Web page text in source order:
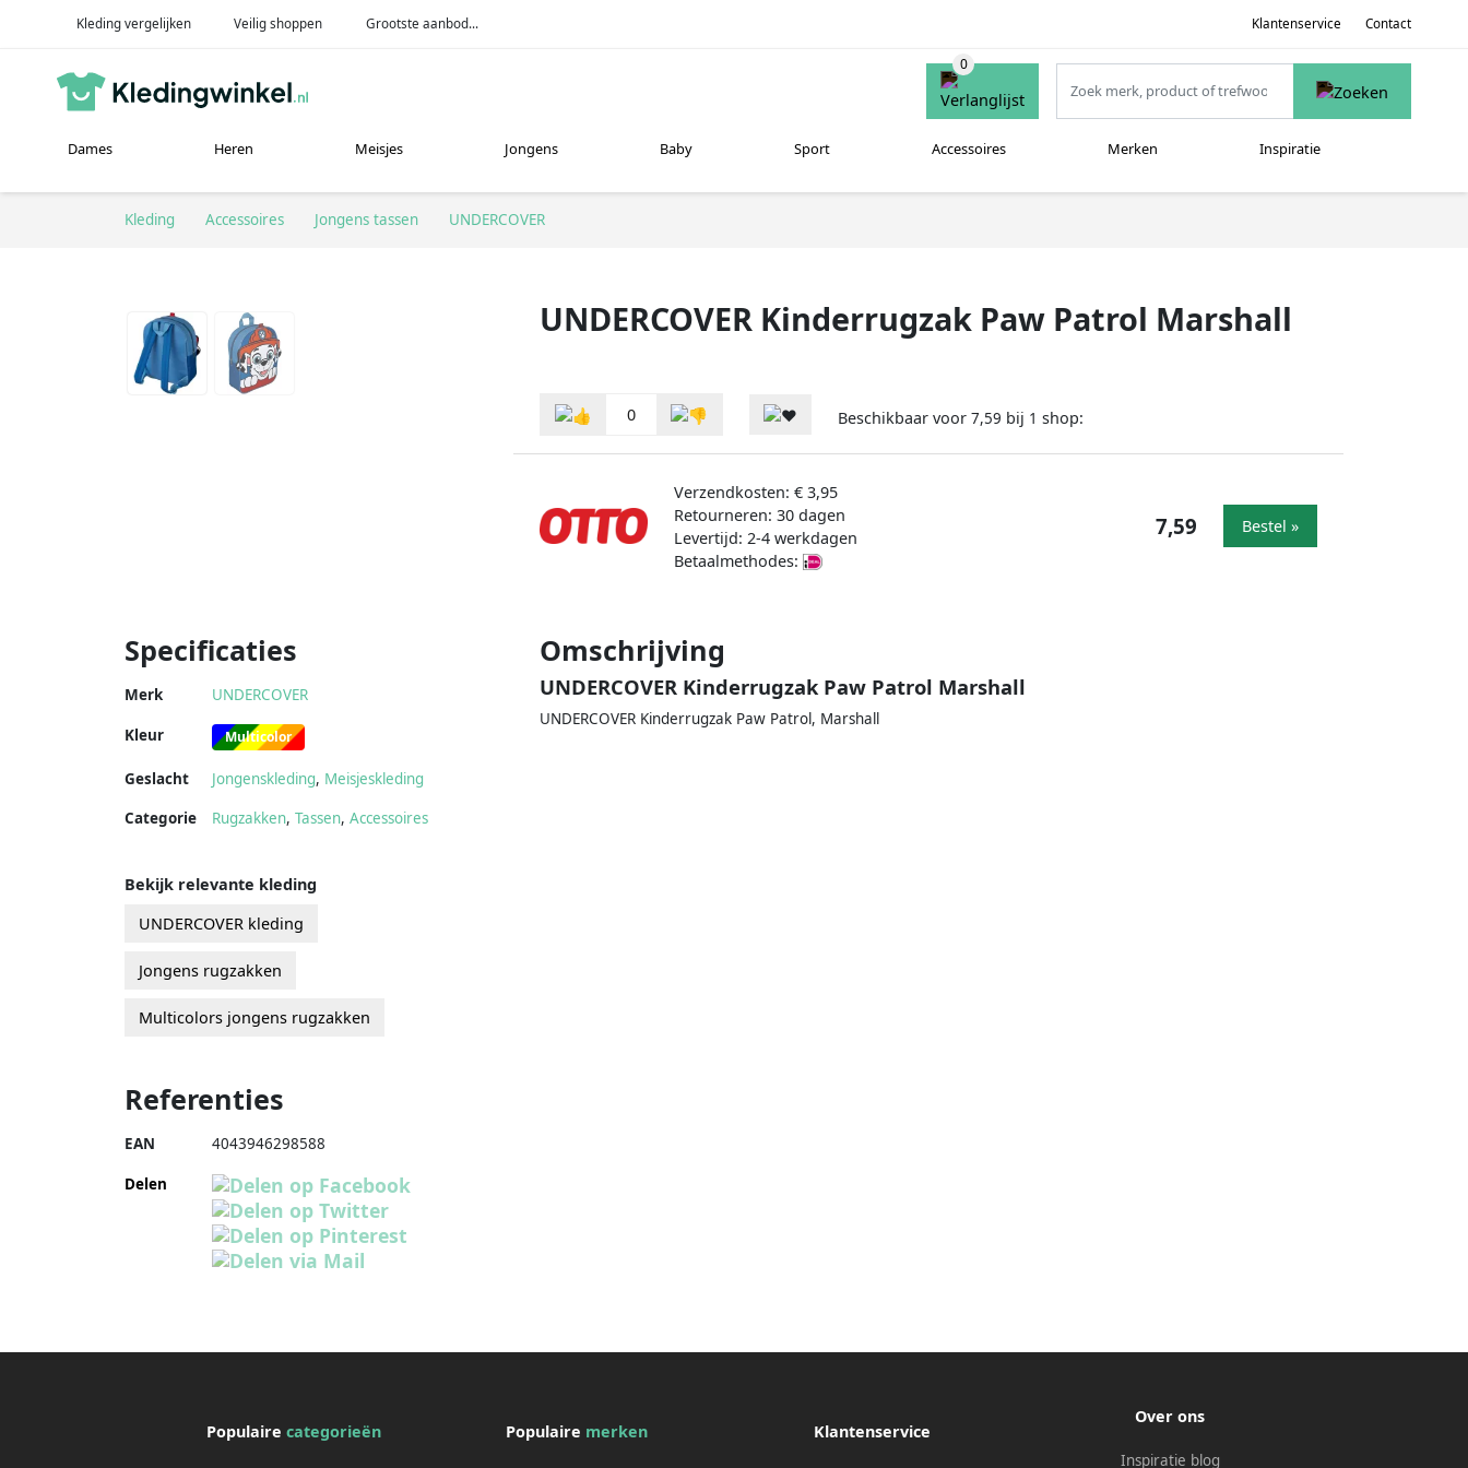
Kleding vergelijken Veilig shoppen Grootste aanbod... Klantenservice Contact
Dames Heren Meisjes Jongens Baby Sport Accessoires Merken Inspiratie
Kleding Accessoires Jongens tassen UNDERCOVER
UNDERCOVER Kinderrugzak Paw Patrol Marshall
0 Beschikbaar voor 7,59 bij 1 shop:
Verzendkosten: € 3,95
Retourneren: 30 dagen
Levertijd: 2-4 werkdagen
Betaalmethodes:
7,59 Bestel »
Specificaties
Merk UNDERCOVER
Kleur Multicolor
Geslacht Jongenskleding, Meisjeskleding
Categorie
Rugzakken, Tassen, Accessoires
Omschrijving
UNDERCOVER Kinderrugzak Paw Patrol Marshall
UNDERCOVER Kinderrugzak Paw Patrol, Marshall
Bekijk relevante kleding
UNDERCOVER kleding
Jongens rugzakken
Multicolors jongens rugzakken
Referenties
EAN 4043946298588
Delen
Populairecategorieën Populaire merken Klantenservice
Over ons
Inspiratie blog